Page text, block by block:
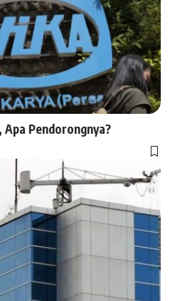
Apa Pendorongnya?